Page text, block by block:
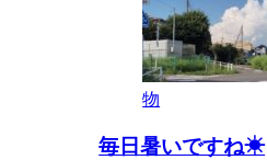
物
毎日暑いですね☀